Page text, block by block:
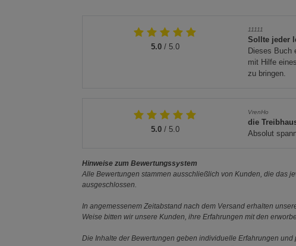
5.0/ 5.0
11111
Sollte jeder
Dieses Buch
mit Hilfe
zu bringen.
5.0/ 5.0
VrenHo
die
Absolut
Hinweise zum Bewertungssystem
Alle Bewertungen stammen ausschließlich von Kunden, die das
ausgeschlossen.
In angemessenem Zeitabstand nach dem Versand erhalten
Weise bitten wir unsere Kunden, ihre Erfahrungen mit den
Die Inhalte der Bewertungen geben individuelle Erfahrungen